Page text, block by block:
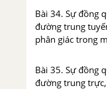
Bài 34. Sự đồng
đường trung
phân giác trong
Bài 35. Sự đồng
đường trung